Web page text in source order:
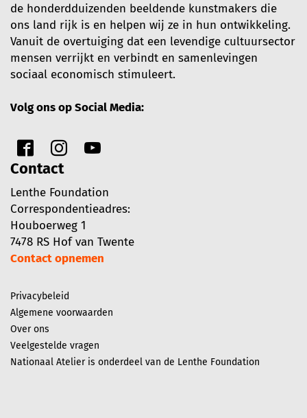
de honderdduizenden beeldende kunstmakers die
ons land rijk is en helpen wij ze in hun ontwikkeling.
Vanuit de overtuiging dat een levendige cultuursector
mensen verrijkt en verbindt en samenlevingen
sociaal economisch stimuleert.
Volg ons op Social Media:
Contact
Lenthe Foundation
Correspondentieadres:
Houboerweg 1
7478 RS Hof van Twente
Contact opnemen
Privacybeleid
Algemene voorwaarden
Over ons
Veelgestelde vragen
Nationaal Atelier is onderdeel van de Lenthe Foundation